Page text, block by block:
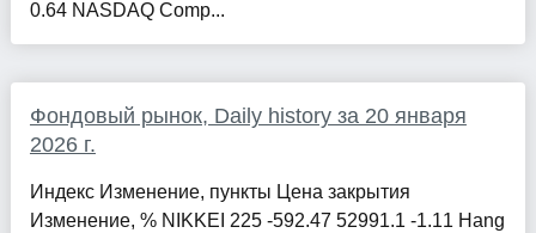
0.64 NASDAQ Comp...
Фондовый рынок, Daily history за 20 января
2026 г.
Индекс Изменение, пункты Цена закрытия
Изменение, % NIKKEI 225 -592.47 52991.1 -1.11 Hang